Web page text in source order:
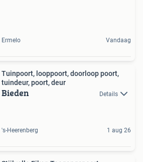
Ermelo Vandaag
Tuinpoort, looppoort, doorloop poort,
tuindeur, poort, deur
Bieden Details
's-Heerenberg 1 aug 26